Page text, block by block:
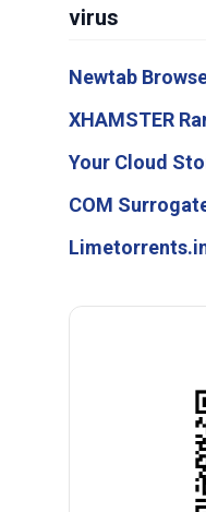
virus
Newtab
XHAMSTER
Your Cloud
COM